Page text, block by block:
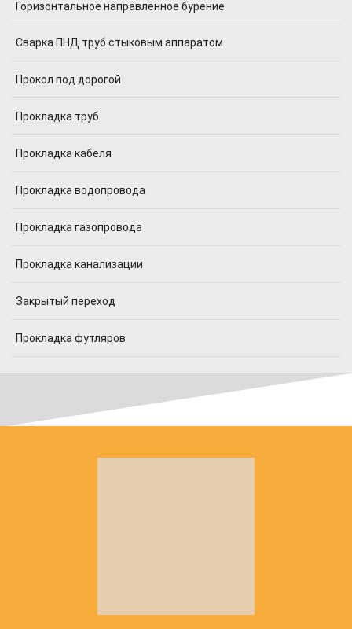
Горизонтальное направленное бурение
Сварка ПНД труб стыковым аппаратом
Прокол под дорогой
Прокладка труб
Прокладка кабеля
Прокладка водопровода
Прокладка газопровода
Прокладка канализации
Закрытый переход
Прокладка футляров